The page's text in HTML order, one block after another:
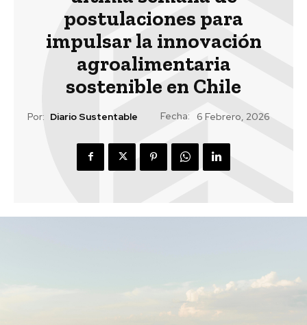
postulaciones para
impulsar la innovación
agroalimentaria
sostenible en Chile
Por: Diario Sustentable Fecha: 6 Febrero, 2026